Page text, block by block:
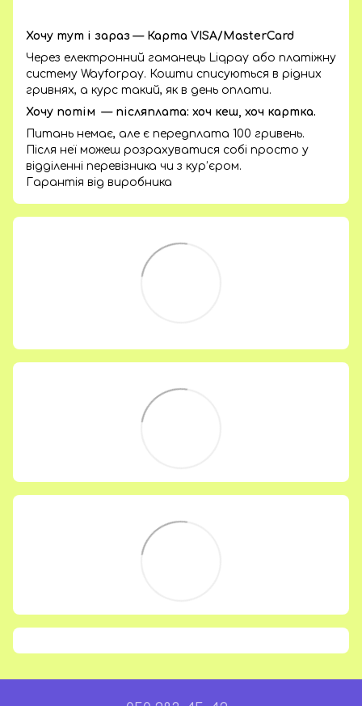
Хочу тут і зараз — Карта VISA/MasterCard
Через електронний гаманець Liqpay або платіжну
систему Wayforpay. Кошти списуються в рідних
гривнях, а курс такий, як в день оплати.
Хочу потім — післяплата: хоч кеш, хоч картка.
Питань немає, але є передплата 100 гривень.
Після неї можеш розрахуватися собі просто у
відділенні перевізника чи з кур’єром.
Гарантія від виробника